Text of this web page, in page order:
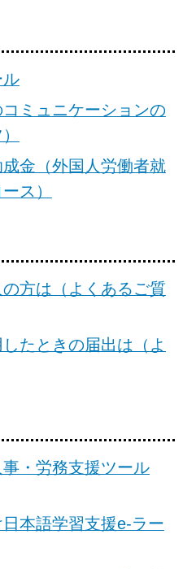
ル
ミュニケーションの
金（外国人労働者就
ス）
方は（よくあるご質
たときの届出は（よ
・労務支援ツール
本語学習支援e-ラー